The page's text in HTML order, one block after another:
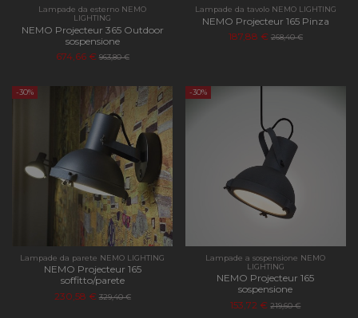
Lampade da esterno NEMO
LIGHTING
NEMO Projecteur 365 Outdoor
sospensione
674,66 € 963,80 €
Lampade da tavolo NEMO LIGHTING
NEMO Projecteur 165 Pinza
187,88 € 268,40 €
-30%
Lampade da parete NEMO LIGHTING
NEMO Projecteur 165
soffitto/parete
230,58 € 329,40 €
-30%
Lampade a sospensione NEMO
LIGHTING
NEMO Projecteur 165
sospensione
153,72 € 219,60 €